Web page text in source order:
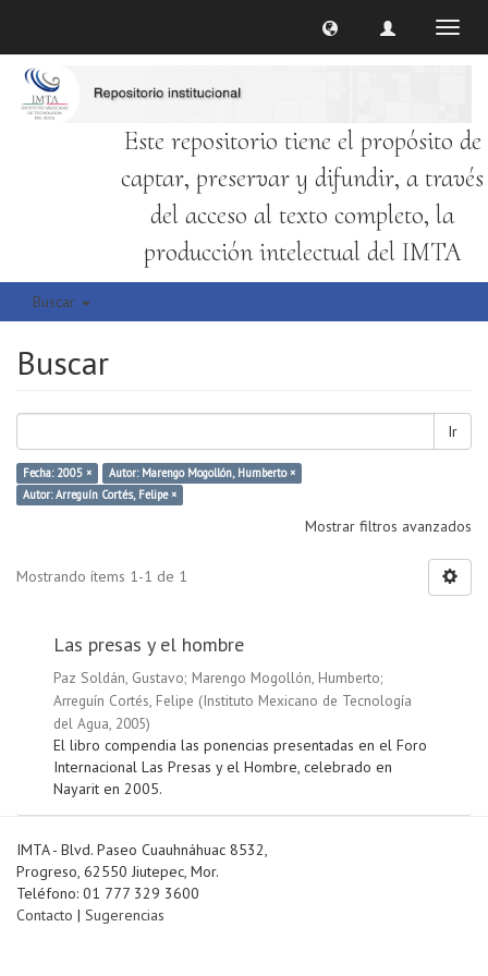
Este repositorio tiene el propósito de
captar, preservar y difundir, a través
del acceso al texto completo, la
producción intelectual del IMTA
Buscar
Buscar
Ir
Fecha: 2005 ×
Autor: Marengo Mogollón, Humberto ×
Autor: Arreguín Cortés, Felipe ×
Mostrar filtros avanzados
Mostrando ítems 1-1 de 1
Las presas y el hombre
Paz Soldán, Gustavo; Marengo Mogollón, Humberto;
Arreguín Cortés, Felipe (Instituto Mexicano de Tecnología
del Agua, 2005)
El libro compendia las ponencias presentadas en el Foro
Internacional Las Presas y el Hombre, celebrado en
Nayarit en 2005.
IMTA - Blvd. Paseo Cuauhnáhuac 8532,
Progreso, 62550 Jiutepec, Mor.
Teléfono: 01 777 329 3600
Contacto | Sugerencias